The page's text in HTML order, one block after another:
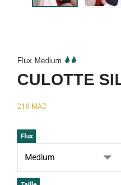
Flux Medium
CULOTTE
210 MAD
Flux